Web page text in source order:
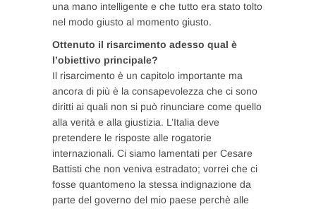
una mano intelligente e che tutto era stato tolto
nel modo giusto al momento giusto.
Ottenuto il risarcimento adesso qual è
l’obiettivo principale?
Il risarcimento è un capitolo importante ma
ancora di più è la consapevolezza che ci sono
diritti ai quali non si può rinunciare come quello
alla verità e alla giustizia. L’Italia deve
pretendere le risposte alle rogatorie
internazionali. Ci siamo lamentati per Cesare
Battisti che non veniva estradato; vorrei che ci
fosse quantomeno la stessa indignazione da
parte del governo del mio paese perchè alle